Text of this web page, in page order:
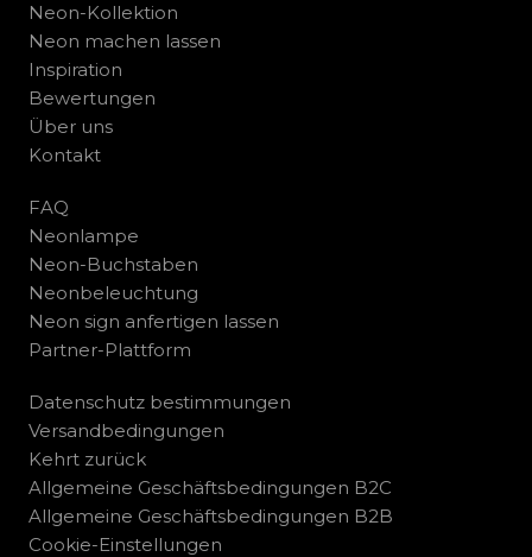
Neon-Kollektion
Neon machen lassen
Inspiration
Bewertungen
Über uns
Kontakt
FAQ
Neonlampe
Neon-Buchstaben
Neonbeleuchtung
Neon sign anfertigen lassen
Partner-Plattform
Datenschutz bestimmungen
Versandbedingungen
Kehrt zurück
Allgemeine Geschäftsbedingungen B2C
Allgemeine Geschäftsbedingungen B2B
Cookie-Einstellungen